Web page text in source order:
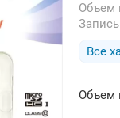
Все
Объем